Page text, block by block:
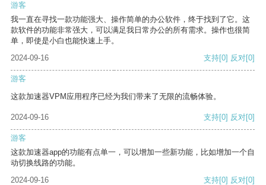
游客
我一直在寻找一款功能强大、操作简单的办公软件，终于找到了它。这
款软件的功能非常强大，可以满足我日常办公的所有需求。操作也很简
单，即使是小白也能快速上手。
2024-09-16
支持[0] 反对[0]
游客
这款加速器VPM应用程序已经为我们带来了无限的流畅体验。
2024-09-16 支持[0] 反对[0]
游客
这款加速器app的功能有点单一，可以增加一些新功能，比如增加一个自
动切换线路的功能。
2024-09-16
支持[0] 反对[0]